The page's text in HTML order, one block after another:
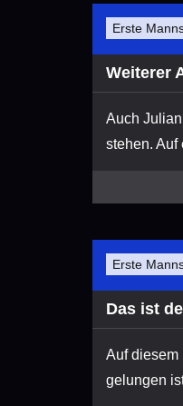
Erste
Weiterer
Auch
stehen. Auf
Erste
Das ist
Auf diesem
gelungen